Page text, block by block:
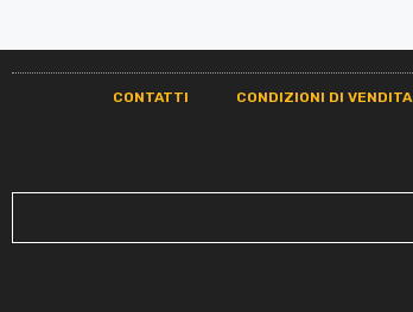
CONTATTI CONDIZIONI DI VENDITA